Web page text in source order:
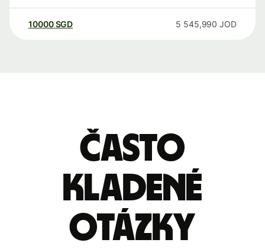
10000 SGD 5 545,990 JOD
Často
kladené
otázky